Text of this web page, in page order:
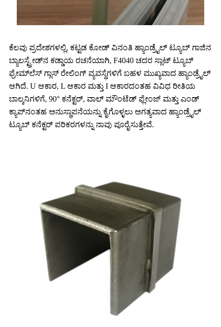
ಕೆಲವು ಪ್ರದೇಶಗಳಲ್ಲಿ, ಕಟ್ಟಡ ಕೋಡ್ ವಿನಂತಿ ಹ್ಯಾಂಡ್ರೈಲ್ ಟ್ಯೂಬ್ ಗಾಜಿನ
ಬ್ಯಾಲಸ್ಟ್ರೇಡ್‌ನ ಕಡ್ಡಾಯ ರಚನೆಯಾಗಿ, F4040 ಚದರ ಸ್ಲಾಟ್ ಟ್ಯೂಬ್
ಫ್ರೇಮ್‌ಲೆಸ್ ಗ್ಲಾಸ್ ರೇಲಿಂಗ್ ವ್ಯವಸ್ಥೆಗಳಿಗೆ ಬಹಳ ಮುಖ್ಯವಾದ ಹ್ಯಾಂಡ್ರೈಲ್
ಆಗಿದೆ. U ಆಕಾರ, L ಆಕಾರ ಮತ್ತು I ಆಕಾರದಂತಹ ವಿವಿಧ ರೀತಿಯ
ಬಾಲ್ಕನಿಗಳಿಗೆ, 90° ಕನೆಕ್ಟರ್, ವಾಲ್ ಮೌಂಟೆಡ್ ಫ್ಲೇಂಜ್ ಮತ್ತು ಎಂಡ್
ಕ್ಯಾಪ್‌ನಂತಹ ಅನುಸ್ಥಾಪನೆಯನ್ನು ಕೈಗೊಳ್ಳಲು ಅಗತ್ಯವಾದ ಹ್ಯಾಂಡ್ರೈಲ್
ಟ್ಯೂಬ್ ಕನೆಕ್ಟರ್ ಪರಿಕರಗಳನ್ನು ನಾವು ಪೂರೈಸುತ್ತೇವೆ.